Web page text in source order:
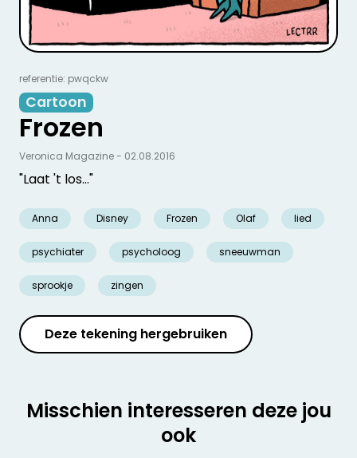
referentie: pwqckw
Cartoon
Frozen
"Laat 't los…"
Anna Disney Frozen Olaf lied
psychiater psycholoog sneeuwman
sprookje zingen
Veronica Magazine - 02.08.2016
Deze tekening hergebruiken
Misschien interesseren deze jou
ook